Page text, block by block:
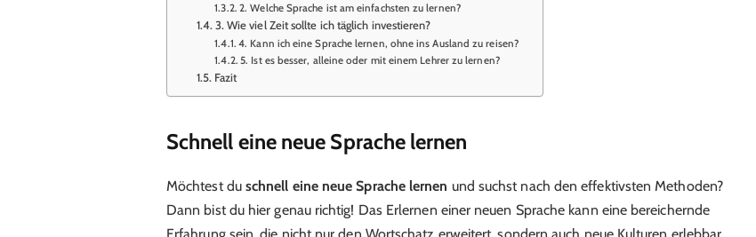
2. Welche Sprache ist am einfachsten zu lernen?
3. Wie viel Zeit sollte ich täglich investieren?
4. Kann ich eine Sprache lernen, ohne ins Ausland zu reisen?
5. Ist es besser, alleine oder mit einem Lehrer zu lernen?
Fazit
Schnell eine neue Sprache lernen
Möchtest du schnell eine neue Sprache lernen und suchst nach den effektivsten Methoden?
Dann bist du hier genau richtig! Das Erlernen einer neuen Sprache kann eine bereichernde